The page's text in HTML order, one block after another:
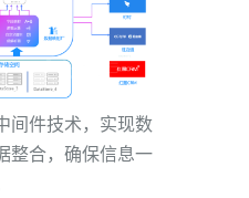
间件技术，实现数
整合，确保信息一